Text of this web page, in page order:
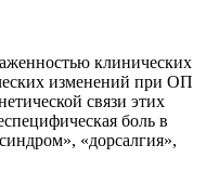
клинических
изменений при ОП
связи этих
боль в
«дорсалгия»,